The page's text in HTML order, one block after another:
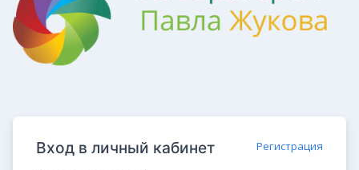
Вход в личный кабинет Регистрация